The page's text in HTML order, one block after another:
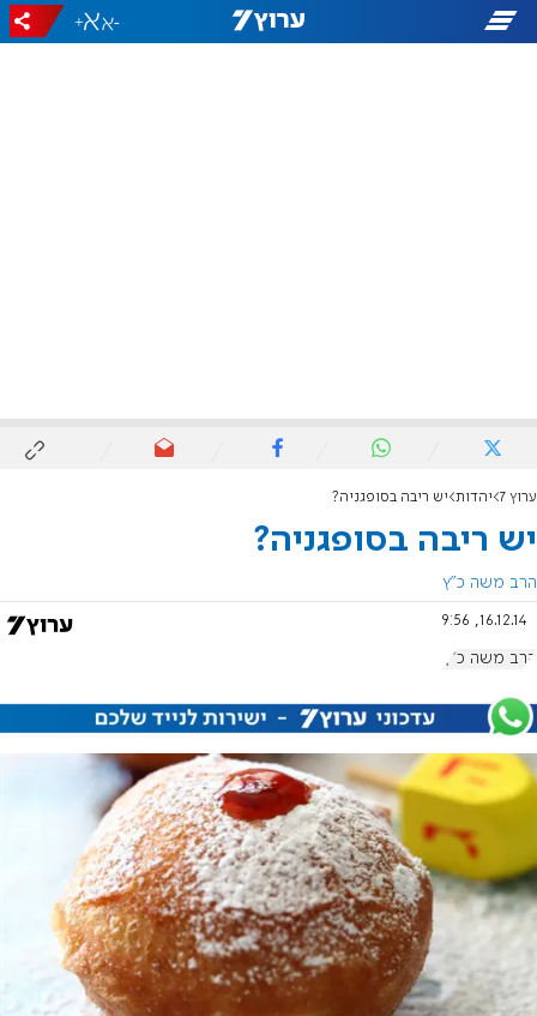
-
+
ערוץ 7 יהדות יש ריבה בסופגניה?
יש ריבה בסופגניה?
הרב משה כ"ץ
16.12.14, 9:56
הרב משה כ"ץ